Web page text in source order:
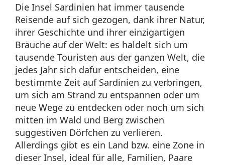
Die Insel Sardinien hat immer tausende
Reisende auf sich gezogen, dank ihrer Natur,
ihrer Geschichte und ihrer einzigartigen
Bräuche auf der Welt: es haldelt sich um
tausende Touristen aus der ganzen Welt, die
jedes Jahr sich dafür entscheiden, eine
bestimmte Zeit auf Sardinien zu verbringen,
um sich am Strand zu entspannen oder um
neue Wege zu entdecken oder noch um sich
mitten im Wald und Berg zwischen
suggestiven Dörfchen zu verlieren.
Allerdings gibt es ein Land bzw. eine Zone in
dieser Insel, ideal für alle, Familien, Paare